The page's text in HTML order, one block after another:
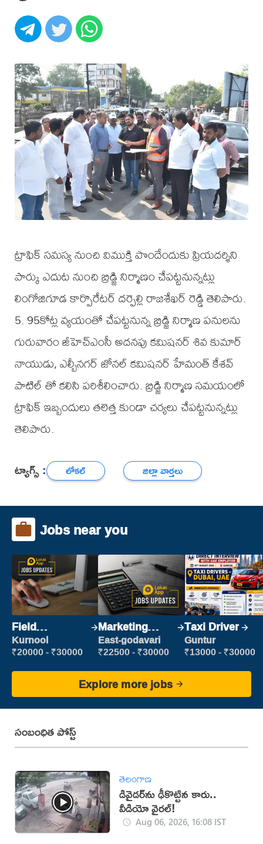
ట్రాఫిక్ సమస్య నుంచి విముక్తి పొందేందుకు ప్రియదర్శిని
పార్కు ఎదుట నుంచి బ్రిడ్జి నిర్మాణం చేపట్టనున్నట్లు
లింగోజిగూడ కార్పొరేటర్ దర్పెల్లి రాజశేఖర్ రెడ్డి తెలిపారు.
5. 95కోట్ల వ్యయంతో చేపట్టనున్న బ్రిడ్జి నిర్మాణ పనులను
గురువారం జీహెచ్ఎంసీ అదనపు కమిషనర్ శివ కుమార్
నాయుడు, ఎల్బీనగర్ జోనల్ కమిషనర్ హేమంత్ కేశవ్
పాటిల్ తో కలిసి పరిశీలించారు. బ్రిడ్జి నిర్మాణ సమయంలో
ట్రాఫిక్ ఇబ్బందులు తలెత్త కుండా చర్యలు చేపట్టనున్నట్లు
తెలిపారు.
ట్యాగ్స్ : లోకల్ జిల్లా వార్తలు
Jobs near you
Field
Marketing
Executive
Kurnool
₹20000 - ₹30000
Marketing
Executive
East-godavari
₹22500 - ₹30000
Taxi Driver
Guntur
₹13000 - ₹30000
Explore more jobs
సంబంధిత పోస్ట్
తెలంగాణ
డివైడర్‌ను ఢీకొట్టిన కారు..
వీడియో వైరల్!
Aug 06, 2026, 16:08 IST